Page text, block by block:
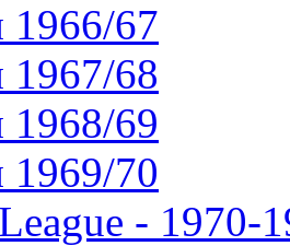
1966/67
1967/68
1968/69
1969/70
- 1970-